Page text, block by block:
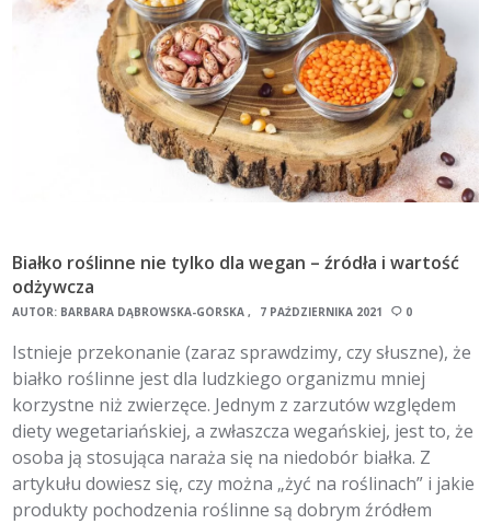
Białko roślinne nie tylko dla wegan – źródła i wartość
odżywcza
AUTOR: BARBARA DĄBROWSKA-GÓRSKA 7 PAŹDZIERNIKA 2021 0
Istnieje przekonanie (zaraz sprawdzimy, czy słuszne), że
białko roślinne jest dla ludzkiego organizmu mniej
korzystne niż zwierzęce. Jednym z zarzutów względem
diety wegetariańskiej, a zwłaszcza wegańskiej, jest to, że
osoba ją stosująca naraża się na niedobór białka. Z
artykułu dowiesz się, czy można „żyć na roślinach” i jakie
produkty pochodzenia roślinne są dobrym źródłem